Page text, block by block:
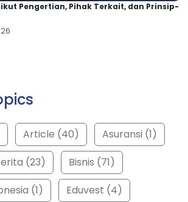
Pengertian, Pihak Terkait, dan Prinsip-
Article (40)
Asuransi (1)
(23)
Bisnis (71)
(1)
Eduvest (4)